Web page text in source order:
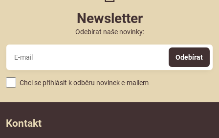
Newsletter
Odebírat naše novinky:
Odebírat
Chci se přihlásit k odběru novinek e-mailem
Kontakt